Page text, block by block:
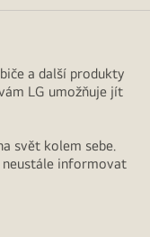
a další produkty
LG umožňuje jít
svět kolem sebe.
neustále informovat